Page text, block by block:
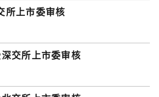
所上市委审核
交所上市委审核